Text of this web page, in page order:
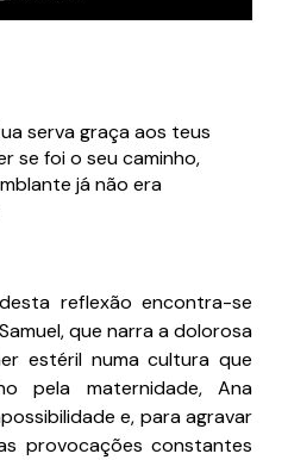
serva graça aos teus
se foi o seu caminho,
já não era
reflexão encontra-se
que narra a dolorosa
estéril numa cultura que
pela maternidade, Ana
e, para agravar
provocações constantes